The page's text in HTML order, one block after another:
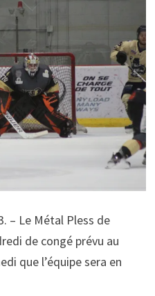
– Le Métal Pless de
de congé prévu au
que l’équipe sera en